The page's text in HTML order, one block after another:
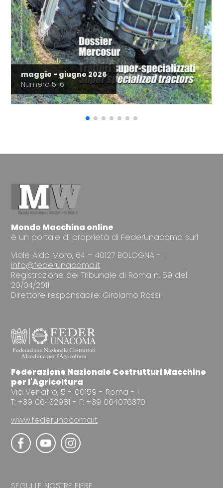
maggio - giugno 2026
Numero 5-6
Mondo Macchina online
è un portale di proprietà di FederUnacoma surl
Viale Aldo Moro, 64 – 40127 BOLOGNA - I
info@federunacoma.it
Registrazione del Tribunale di Roma n. 59 del
20/04/2011
Direttore responsabile: Girolamo Rossi
Federazione Nazionale Costrutturi Macchine
per l'Agricoltura
Via Venafro, 5 - 00159 - Roma - I
T: +39 06432981 - F: +39 064076370
www.federunacoma.it
SEGUI LE NOSTRE FIERE